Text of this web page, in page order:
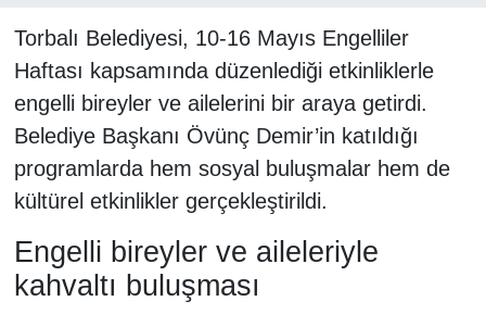
Torbalı Belediyesi, 10-16 Mayıs Engelliler
Haftası kapsamında düzenlediği etkinliklerle
engelli bireyler ve ailelerini bir araya getirdi.
Belediye Başkanı Övünç Demir’in katıldığı
programlarda hem sosyal buluşmalar hem de
kültürel etkinlikler gerçekleştirildi.
Engelli bireyler ve aileleriyle
kahvaltı buluşması